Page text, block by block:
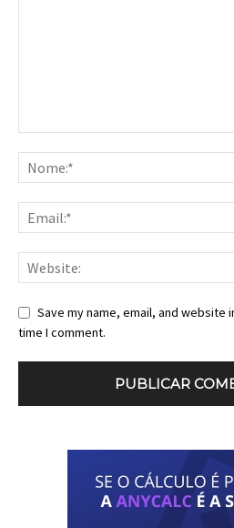
Save my name, email, and
time I comment.